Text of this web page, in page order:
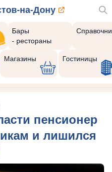
на-Дону
Бары
- рестораны
Магазины Гостиницы
пенсионер
и лишился